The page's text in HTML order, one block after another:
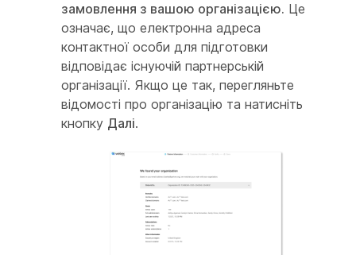
замовлення з вашою організацією. Це
означає, що електронна адреса
контактної особи для підготовки
відповідає існуючій партнерській
організації. Якщо це так, перегляньте
відомості про організацію та натисніть
кнопку Далі.